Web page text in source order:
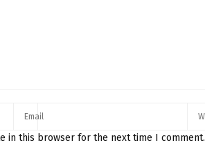
in this browser for the next time I comment.